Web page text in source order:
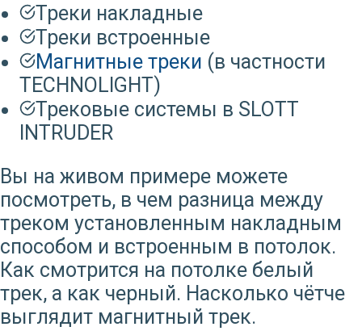
Треки накладные
Треки встроенные
Магнитные треки (в частности
TECHNOLIGHT)
Трековые системы в SLOTT
INTRUDER
Вы на живом примере можете
посмотреть, в чем разница между
треком установленным накладным
способом и встроенным в потолок.
Как смотрится на потолке белый
трек, а как черный. Насколько чётче
выглядит магнитный трек.